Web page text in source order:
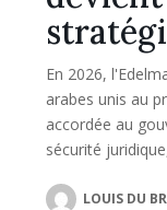
En 2026,
arabes unis au
accordée au
sécurité
LOUIS DU